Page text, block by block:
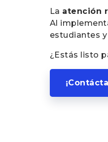
La atención
Al
estudiantes
¿Estás listo